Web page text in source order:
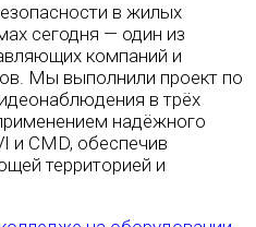
в жилых
сегодня — один из
компаний и
Мы выполнили проект по
в трёх
надёжного
и CMD, обеспечив
территорией и